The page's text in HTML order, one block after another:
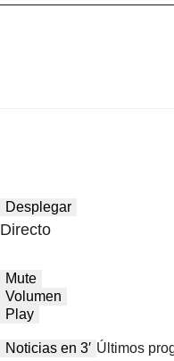
Desplegar
Directo
Mute
Volumen
Play
Noticias en 3′ Últimos